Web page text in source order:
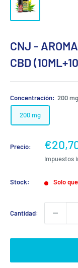
CNJ -
CBD
Concentración: 200 mg
200 mg
Precio:
Precio
de
venta
Impuestos
Stock: Solo
Cantidad: